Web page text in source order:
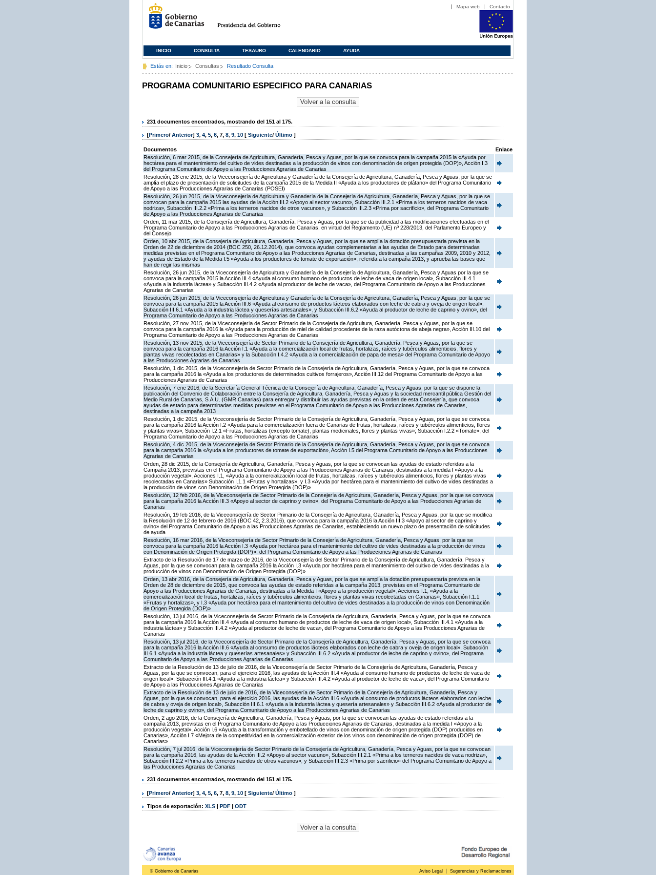
Mapa web Contacto
INICIO CONSULTA TESAURO CALENDARIO AYUDA
Estás en: Inicio Consultas Resultado Consulta
PROGRAMA COMUNITARIO ESPECIFICO PARA CANARIAS
231 documentos encontrados, mostrando del 151 al 175.
[Primero/ Anterior] 3, 4, 5, 6, 7, 8, 9, 10 [ Siguiente/ Último ]
Documentos
Enlace
Resolución, 6 mar 2015, de la Consejería de Agricultura, Ganadería, Pesca y Aguas, por la que se convoca para la campaña 2015 la «Ayuda por
hectárea para el mantenimiento del cultivo de vides destinadas a la producción de vinos con denominación de origen protegida (DOP)», Acción I.3
del Programa Comunitario de Apoyo a las Producciones Agrarias de Canarias
Resolución, 28 ene 2015, de la Viceconsejería de Agricultura y Ganadería de la Consejería de Agricultura, Ganadería, Pesca y Aguas, por la que se
amplía el plazo de presentación de solicitudes de la campaña 2015 de la Medida II «Ayuda a los productores de plátano» del Programa Comunitario
de Apoyo a las Producciones Agrarias de Canarias (POSEI)
Resolución, 26 jun 2015, de la Viceconsejería de Agricultura y Ganadería de la Consejería de Agricultura, Ganadería, Pesca y Aguas, por la que se
convocan para la campaña 2015 las ayudas de la Acción III.2 «Apoyo al sector vacuno», Subacción III.2.1 «Prima a los terneros nacidos de vaca
nodriza», Subacción III.2.2 «Prima a los terneros nacidos de otros vacunos», y Subacción III.2.3 «Prima por sacrificio», del Programa Comunitario
de Apoyo a las Producciones Agrarias de Canarias
Orden, 11 mar 2015, de la Consejería de Agricultura, Ganadería, Pesca y Aguas, por la que se da publicidad a las modificaciones efectuadas en el
Programa Comunitario de Apoyo a las Producciones Agrarias de Canarias, en virtud del Reglamento (UE) nº 228/2013, del Parlamento Europeo y
del Consejo
Orden, 10 abr 2015, de la Consejería de Agricultura, Ganadería, Pesca y Aguas, por la que se amplía la dotación presupuestaria prevista en la
Orden de 22 de diciembre de 2014 (BOC 250, 26.12.2014), que convoca ayudas complementarias a las ayudas de Estado para determinadas
medidas previstas en el Programa Comunitario de Apoyo a las Producciones Agrarias de Canarias, destinadas a las campañas 2009, 2010 y 2012,
y ayudas de Estado de la Medida I.5 «Ayuda a los productores de tomate de exportación», referida a la campaña 2013, y aprueba las bases que
han de regir las mismas
Resolución, 26 jun 2015, de la Viceconsejería de Agricultura y Ganadería de la Consejería de Agricultura, Ganadería, Pesca y Aguas por la que se
convoca para la campaña 2015 la Acción III.4 «Ayuda al consumo humano de productos de leche de vaca de origen local», Subacción III.4.1
«Ayuda a la industria láctea» y Subacción III.4.2 «Ayuda al productor de leche de vaca», del Programa Comunitario de Apoyo a las Producciones
Agrarias de Canarias
Resolución, 26 jun 2015, de la Viceconsejería de Agricultura y Ganadería de la Consejería de Agricultura, Ganadería, Pesca y Aguas, por la que se
convoca para la campaña 2015 la Acción III.6 «Ayuda al consumo de productos lácteos elaborados con leche de cabra y oveja de origen local»,
Subacción III.6.1 «Ayuda a la industria láctea y queserías artesanales», y Subacción III.6.2 «Ayuda al productor de leche de caprino y ovino», del
Programa Comunitario de Apoyo a las Producciones Agrarias de Canarias
Resolución, 27 nov 2015, de la Viceconsejería de Sector Primario de la Consejería de Agricultura, Ganadería, Pesca y Aguas, por la que se
convoca para la campaña 2016 la «Ayuda para la producción de miel de calidad procedente de la raza autóctona de abeja negra», Acción III.10 del
Programa Comunitario de Apoyo a las Producciones Agrarias de Canarias
Resolución, 13 nov 2015, de la Viceconsejería de Sector Primario de la Consejería de Agricultura, Ganadería, Pesca y Aguas, por la que se
convoca para la campaña 2016 la Acción I.1 «Ayuda a la comercialización local de frutas, hortalizas, raíces y tubérculos alimenticios, flores y
plantas vivas recolectadas en Canarias» y la Subacción I.4.2 «Ayuda a la comercialización de papa de mesa» del Programa Comunitario de Apoyo
a las Producciones Agrarias de Canarias
Resolución, 1 dic 2015, de la Viceconsejería de Sector Primario de la Consejería de Agricultura, Ganadería, Pesca y Aguas, por la que se convoca
para la campaña 2016 la «Ayuda a los productores de determinados cultivos forrajeros», Acción III.12 del Programa Comunitario de Apoyo a las
Producciones Agrarias de Canarias
Resolución, 7 ene 2016, de la Secretaría General Técnica de la Consejería de Agricultura, Ganadería, Pesca y Aguas, por la que se dispone la
publicación del Convenio de Colaboración entre la Consejería de Agricultura, Ganadería, Pesca y Aguas y la sociedad mercantil pública Gestión del
Medio Rural de Canarias, S.A.U. (GMR Canarias) para entregar y distribuir las ayudas previstas en la orden de esta Consejería, que convoca
ayudas de estado para determinadas medidas previstas en el Programa Comunitario de Apoyo a las Producciones Agrarias de Canarias,
destinadas a la campaña 2013
Resolución, 1 dic 2015, de la Viceconsejería de Sector Primario de la Consejería de Agricultura, Ganadería, Pesca y Aguas, por la que se convoca
para la campaña 2016 la Acción I.2 «Ayuda para la comercialización fuera de Canarias de frutas, hortalizas, raíces y tubérculos alimenticios, flores
y plantas vivas», Subacción I.2.1 «Frutas, hortalizas (excepto tomate), plantas medicinales, flores y plantas vivas»; Subacción I.2.2 «Tomate», del
Programa Comunitario de Apoyo a las Producciones Agrarias de Canarias
Resolución, 4 dic 2015, de la Viceconsejería de Sector Primario de la Consejería de Agricultura, Ganadería, Pesca y Aguas, por la que se convoca
para la campaña 2016 la «Ayuda a los productores de tomate de exportación», Acción I.5 del Programa Comunitario de Apoyo a las Producciones
Agrarias de Canarias
Orden, 28 dic 2015, de la Consejería de Agricultura, Ganadería, Pesca y Aguas, por la que se convocan las ayudas de estado referidas a la
Campaña 2013, previstas en el Programa Comunitario de Apoyo a las Producciones Agrarias de Canarias, destinadas a la medida I «Apoyo a la
producción vegetal», Acciones I.1, «Ayuda a la comercialización local de frutas, hortalizas, raíces y tubérculos alimenticios, flores y plantas vivas
recolectadas en Canarias» Subacción I.1.1 «Frutas y hortalizas», y I.3 «Ayuda por hectárea para el mantenimiento del cultivo de vides destinadas a
la producción de vinos con Denominación de Origen Protegida (DOP)»
Resolución, 12 feb 2016, de la Viceconsejería de Sector Primario de la Consejería de Agricultura, Ganadería, Pesca y Aguas, por la que se convoca
para la campaña 2016 la Acción III.3 «Apoyo al sector de caprino y ovino», del Programa Comunitario de Apoyo a las Producciones Agrarias de
Canarias
Resolución, 19 feb 2016, de la Viceconsejería de Sector Primario de la Consejería de Agricultura, Ganadería, Pesca y Aguas, por la que se modifica
la Resolución de 12 de febrero de 2016 (BOC 42, 2.3.2016), que convoca para la campaña 2016 la Acción III.3 «Apoyo al sector de caprino y
ovino» del Programa Comunitario de Apoyo a las Producciones Agrarias de Canarias, estableciendo un nuevo plazo de presentación de solicitudes
de ayuda
Resolución, 16 mar 2016, de la Viceconsejería de Sector Primario de la Consejería de Agricultura, Ganadería, Pesca y Aguas, por la que se
convoca para la campaña 2016 la Acción I.3 «Ayuda por hectárea para el mantenimiento del cultivo de vides destinadas a la producción de vinos
con Denominación de Origen Protegida (DOP)», del Programa Comunitario de Apoyo a las Producciones Agrarias de Canarias
Extracto de la Resolución de 17 de marzo de 2016, de la Viceconsejería del Sector Primario de la Consejería de Agricultura, Ganadería, Pesca y
Aguas, por la que se convocan para la campaña 2016 la Acción I.3 «Ayuda por hectárea para el mantenimiento del cultivo de vides destinadas a la
producción de vinos con Denominación de Origen Protegida (DOP)»
Orden, 13 abr 2016, de la Consejería de Agricultura, Ganadería, Pesca y Aguas, por la que se amplía la dotación presupuestaría prevista en la
Orden de 28 de diciembre de 2015, que convoca las ayudas de estado referidas a la campaña 2013, previstas en el Programa Comunitario de
Apoyo a las Producciones Agrarias de Canarias, destinadas a la Medida I «Apoyo a la producción vegetal», Acciones I.1, «Ayuda a la
comercialización local de frutas, hortalizas, raíces y tubérculos alimenticios, flores y plantas vivas recolectadas en Canarias», Subacción I.1.1
«Frutas y hortalizas», y I.3 «Ayuda por hectárea para el mantenimiento del cultivo de vides destinadas a la producción de vinos con Denominación
de Origen Protegida (DOP)»
Resolución, 13 jul 2016, de la Viceconsejería de Sector Primario de la Consejería de Agricultura, Ganadería, Pesca y Aguas, por la que se convoca
para la campaña 2016 la Acción III.4 «Ayuda al consumo humano de productos de leche de vaca de origen local», Subacción III.4.1 «Ayuda a la
industria láctea» y Subacción III.4.2 «Ayuda al productor de leche de vaca», del Programa Comunitario de Apoyo a las Producciones Agrarias de
Canarias
Resolución, 13 jul 2016, de la Viceconsejería de Sector Primario de la Consejería de Agricultura, Ganadería, Pesca y Aguas, por la que se convoca
para la campaña 2016 la Acción III.6 «Ayuda al consumo de productos lácteos elaborados con leche de cabra y oveja de origen local», Subacción
III.6.1 «Ayuda a la industria láctea y queserías artesanales» y Subacción III.6.2 «Ayuda al productor de leche de caprino y ovino», del Programa
Comunitario de Apoyo a las Producciones Agrarias de Canarias
Extracto de la Resolución de 13 de julio de 2016, de la Viceconsejería de Sector Primario de la Consejería de Agricultura, Ganadería, Pesca y
Aguas, por la que se convocan, para el ejercicio 2016, las ayudas de la Acción III.4 «Ayuda al consumo humano de productos de leche de vaca de
origen local», Subacción III.4.1 «Ayuda a la industria láctea» y Subacción III.4.2 «Ayuda al productor de leche de vaca», del Programa Comunitario
de Apoyo a las Producciones Agrarias de Canarias
Extracto de la Resolución de 13 de julio de 2016, de la Viceconsejería de Sector Primario de la Consejería de Agricultura, Ganadería, Pesca y
Aguas, por la que se convocan, para el ejercicio 2016, las ayudas de la Acción III.6 «Ayuda al consumo de productos lácteos elaborados con leche
de cabra y oveja de origen local», Subacción III.6.1 «Ayuda a la industria láctea y quesería artesanales» y Subacción III.6.2 «Ayuda al productor de
leche de caprino y ovino», del Programa Comunitario de Apoyo a las Producciones Agrarias de Canarias
Orden, 2 ago 2016, de la Consejería de Agricultura, Ganadería, Pesca y Aguas, por la que se convocan las ayudas de estado referidas a la
campaña 2013, previstas en el Programa Comunitario de Apoyo a las Producciones Agrarias de Canarias, destinadas a la medida I «Apoyo a la
producción vegetal», Acción I.6 «Ayuda a la transformación y embotellado de vinos con denominación de origen protegida (DOP) producidos en
Canarias», Acción I.7 «Mejora de la competitividad en la comercialización exterior de los vinos con denominación de origen protegida (DOP) de
Canarias»
Resolución, 7 jul 2016, de la Viceconsejería de Sector Primario de la Consejería de Agricultura, Ganadería, Pesca y Aguas, por la que se convocan
para la campaña 2016, las ayudas de la Acción III.2 «Apoyo al sector vacuno», Subacción III.2.1 «Prima a los terneros nacidos de vaca nodriza»,
Subacción III.2.2 «Prima a los terneros nacidos de otros vacunos», y Subacción III.2.3 «Prima por sacrificio» del Programa Comunitario de Apoyo a
las Producciones Agrarias de Canarias
231 documentos encontrados, mostrando del 151 al 175.
[Primero/ Anterior] 3, 4, 5, 6, 7, 8, 9, 10 [ Siguiente/ Último ]
Tipos de exportación: XLS | PDF | ODT
© Gobierno de Canarias Aviso Legal Sugerencias y Reclamaciones